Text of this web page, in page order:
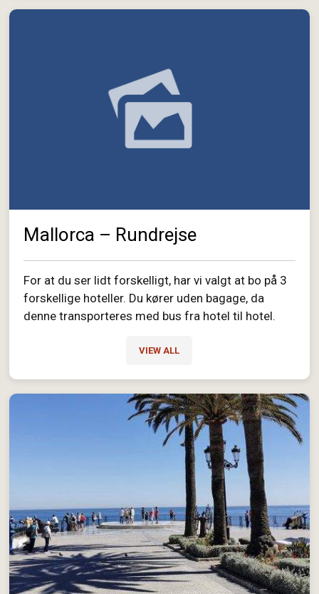
Mallorca – Rundrejse
For at du ser lidt forskelligt, har vi valgt at bo på 3
forskellige hoteller. Du kører uden bagage, da
denne transporteres med bus fra hotel til hotel.
VIEW ALL